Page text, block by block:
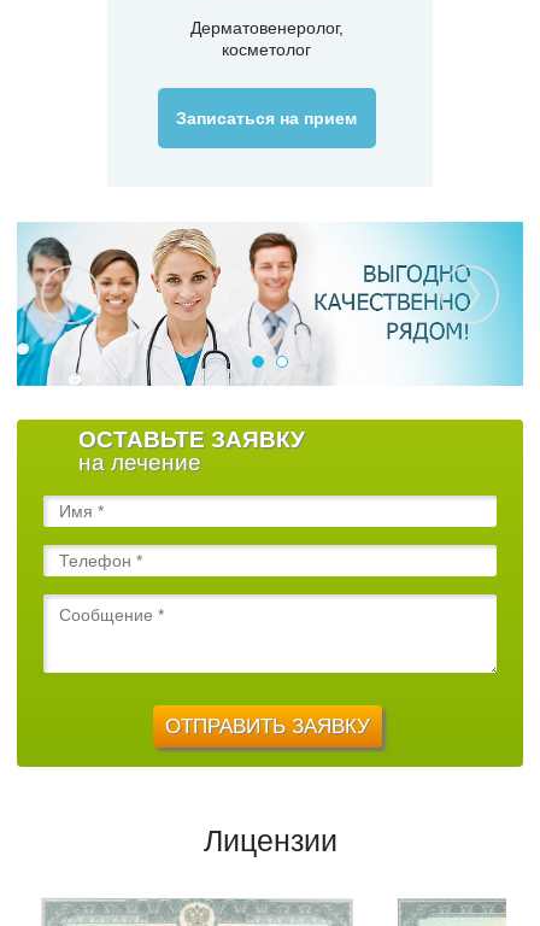
Дерматовенеролог,
косметолог
Записаться на прием
ОСТАВЬТЕ ЗАЯВКУ
на лечение
Лицензии